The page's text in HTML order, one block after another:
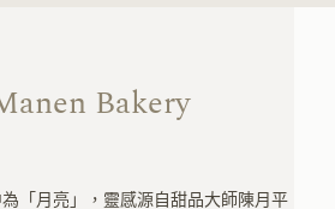
Bakery
為「月亮」，靈感源自甜品大師陳月平